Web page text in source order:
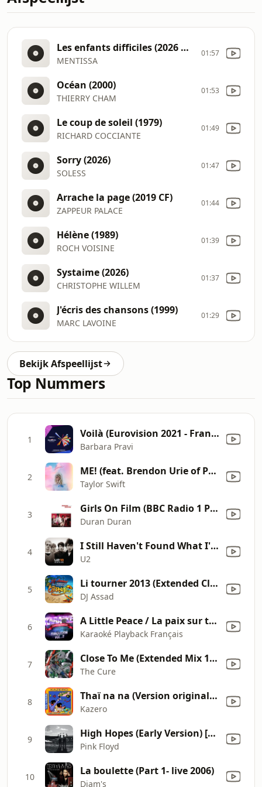
Les enfants difficiles (2026 CF)
MENTISSA
01:57
Océan (2000)
THIERRY CHAM
01:53
Le coup de soleil (1979)
RICHARD COCCIANTE
01:49
Sorry (2026)
SOLESS
01:47
Arrache la page (2019 CF)
ZAPPEUR PALACE
01:44
Hélène (1989)
ROCH VOISINE
01:39
Systaime (2026)
CHRISTOPHE WILLEM
01:37
J'écris des chansons (1999)
MARC LAVOINE
01:29
Bekijk Afspeellijst
Top Nummers
1 Voilà (Eurovision 2021 - France / Karaoke Version)
Barbara Pravi
2 ME! (feat. Brendon Urie of Panic! At The Disco)
Taylor Swift
3 Girls On Film (BBC Radio 1 Peter Powell Session, Recorded 19th June 1981, Transmitted 11th August 1981)
Duran Duran
4 I Still Haven't Found What I'm Looking For
U2
5 Li tourner 2013 (Extended Club Edit) [feat. Alain Ramanisum & Willy William]
DJ Assad
6 A Little Peace / La paix sur terre (1982) [Karaoké avec chant témoin] [Rendu célèbre par Nicole]
Karaoké Playback Français
7 Close To Me (Extended Mix 1985) [Remastered]
The Cure
8 Thaï na na (Version originale 1986)
Kazero
9 High Hopes (Early Version) [1994 Recording]
Pink Floyd
10 La boulette (Part 1- live 2006)
Diam's